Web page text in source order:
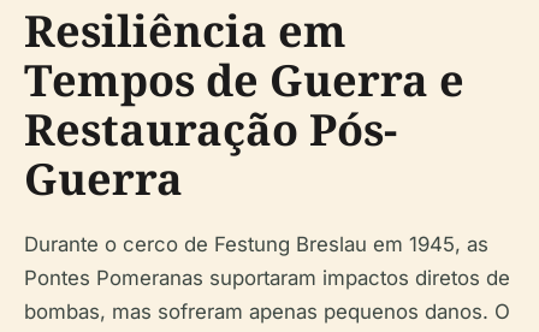
Resiliência em
Tempos de Guerra e
Restauração Pós-
Guerra
Durante o cerco de Festung Breslau em 1945, as
Pontes Pomeranas suportaram impactos diretos de
bombas, mas sofreram apenas pequenos danos. O